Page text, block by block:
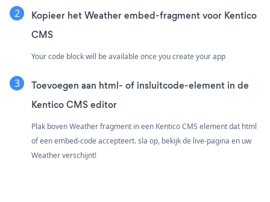
Kopieer het Weather embed-fragment voor Kentico
CMS
Your code block will be available once you create your app
Toevoegen aan html- of insluitcode-element in de
Kentico CMS editor
Plak boven Weather fragment in een Kentico CMS element dat html
of een embed-code accepteert. sla op, bekijk de live-pagina en uw
Weather verschijnt!